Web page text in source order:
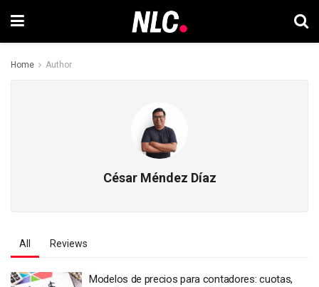
Home Author
César Méndez Díaz
All Reviews
Modelos de precios para contadores: cuotas,